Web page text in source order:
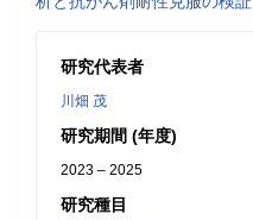
研究代表者
川畑 茂
研究期間 (年度)
2023 – 2025
研究種目